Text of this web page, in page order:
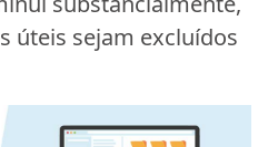
úteis sejam excluídos